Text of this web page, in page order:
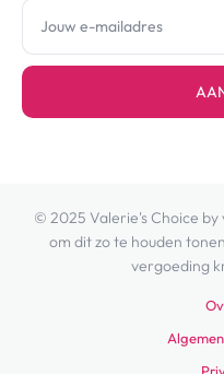
© 2025 Valerie's Choice by
om dit zo te houden
vergoeding